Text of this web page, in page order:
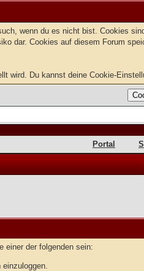
wenn du es nicht bist. Cookies
dar. Cookies auf diesem Forum
wird. Du kannst deine Cookie-
Portal
einer der folgenden sein: